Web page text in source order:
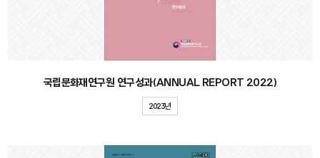
국립문화재연구원 연구성과(ANNUAL REPORT 2022)
2023년